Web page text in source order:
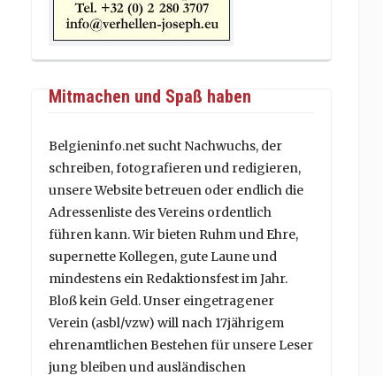
Mitmachen und Spaß haben
Belgieninfo.net sucht Nachwuchs, der
schreiben, fotografieren und redigieren,
unsere Website betreuen oder endlich die
Adressenliste des Vereins ordentlich
führen kann. Wir bieten Ruhm und Ehre,
supernette Kollegen, gute Laune und
mindestens ein Redaktionsfest im Jahr.
Bloß kein Geld. Unser eingetragener
Verein (asbl/vzw) will nach 17jährigem
ehrenamtlichen Bestehen für unsere Leser
jung bleiben und ausländischen